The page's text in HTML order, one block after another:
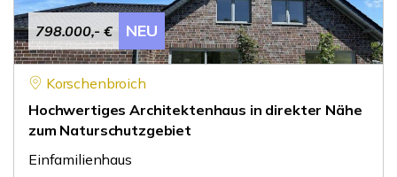
798.000,- € NEU
Korschenbroich
Hochwertiges Architektenhaus in direkter Nähe
zum Naturschutzgebiet
Einfamilienhaus